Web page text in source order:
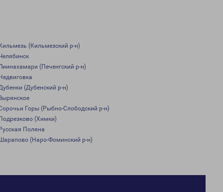
(Кильмезский р-н)
(Печенгский р-н)
(Дубенский р-н)
Горы (Рыбно-Слободский р-н)
(Химки)
Поляна
(Наро-Фоминский р-н)